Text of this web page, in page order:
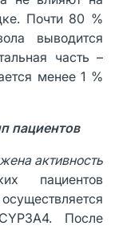
Почти 80 %
выводится
часть –
менее 1 %
пациентов
активность
пациентов
После